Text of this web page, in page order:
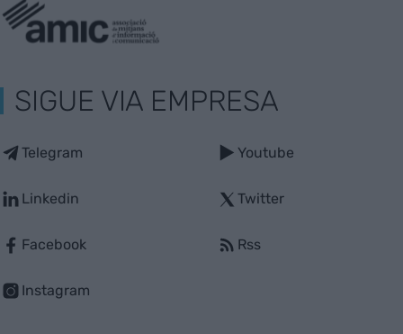
SIGUE VIA EMPRESA
Telegram
Linkedin
Facebook
Instagram
Youtube
Twitter
Rss